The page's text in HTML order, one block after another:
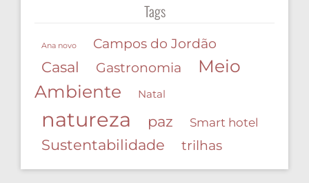
Tags
Ana novo Campos do Jordão
Casal Gastronomia
Meio
Ambiente
Natal
natureza paz Smart hotel
Sustentabilidade trilhas